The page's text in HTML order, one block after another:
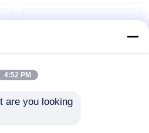
4:52 PM
are you looking